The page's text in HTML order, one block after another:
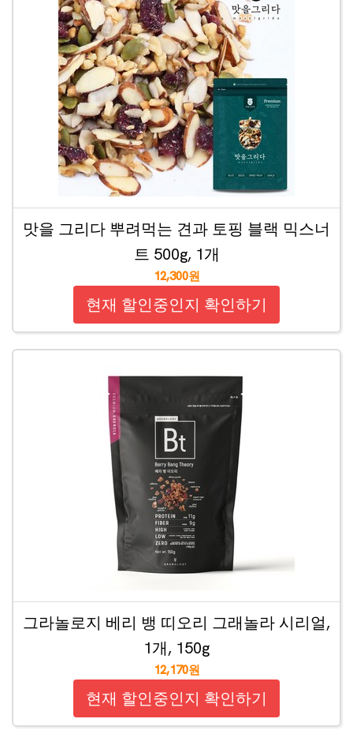
맛을 그리다 뿌려먹는 견과 토핑 블랙 믹스너
트 500g, 1개
12,300원
현재 할인중인지 확인하기
그라놀로지 베리 뱅 띠오리 그래놀라 시리얼,
1개, 150g
12,170원
현재 할인중인지 확인하기